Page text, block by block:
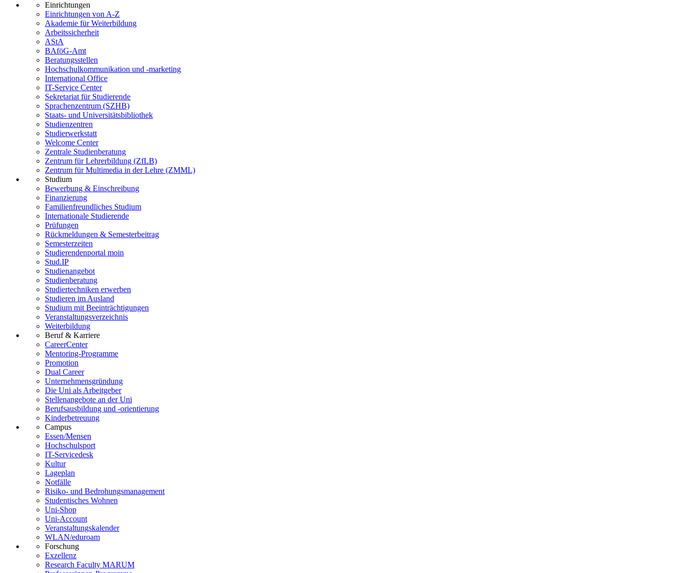
Einrichtungen
Einrichtungen von A-Z
Akademie für Weiterbildung
Arbeitssicherheit
AStA
BAföG-Amt
Beratungsstellen
Hochschulkommunikation und -marketing
International Office
IT-Service Center
Sekretariat für Studierende
Sprachenzentrum (SZHB)
Staats- und Universitätsbibliothek
Studienzentren
Studierwerkstatt
Welcome Center
Zentrale Studienberatung
Zentrum für Lehrerbildung (ZfLB)
Zentrum für Multimedia in der Lehre (ZMML)
Studium
Bewerbung & Einschreibung
Finanzierung
Familienfreundliches Studium
Internationale Studierende
Prüfungen
Rückmeldungen & Semesterbeitrag
Semesterzeiten
Studierendenportal moin
Stud.IP
Studienangebot
Studienberatung
Studiertechniken erwerben
Studieren im Ausland
Studium mit Beeinträchtigungen
Veranstaltungsverzeichnis
Weiterbildung
Beruf & Karriere
CareerCenter
Mentoring-Programme
Promotion
Dual Career
Unternehmensgründung
Die Uni als Arbeitgeber
Stellenangebote an der Uni
Berufsausbildung und -orientierung
Kinderbetreuung
Campus
Essen/Mensen
Hochschulsport
IT-Servicedesk
Kultur
Lageplan
Notfälle
Risiko- und Bedrohungsmanagement
Studentisches Wohnen
Uni-Shop
Uni-Account
Veranstaltungskalender
WLAN/eduroam
Forschung
Exzellenz
Research Faculty MARUM